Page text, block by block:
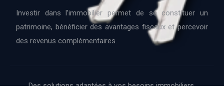
Investir dans l’immobilier permet de se constituer un
patrimoine, bénéficier des avantages fiscaux et percevoir
des revenus complémentaires.
Des solutions adaptées à vos besoins immobiliers.